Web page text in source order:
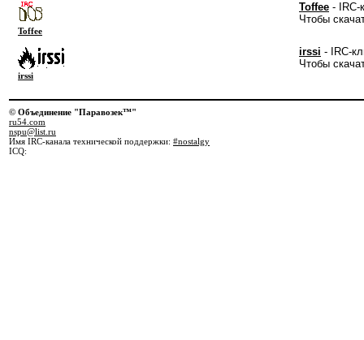
Toffee
Toffee - IRC-
Чтобы
irssi
irssi - IRC-
Чтобы
© Объединение "Паравозек™"
ru54.com
nspu@list.ru
Имя IRC-канала технической поддержки: #nostalgy
ICQ: